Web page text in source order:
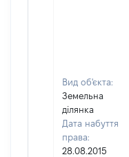
Вид об'єкта:
Земельна
ділянка
Дата набуття
права:
28.08.2015